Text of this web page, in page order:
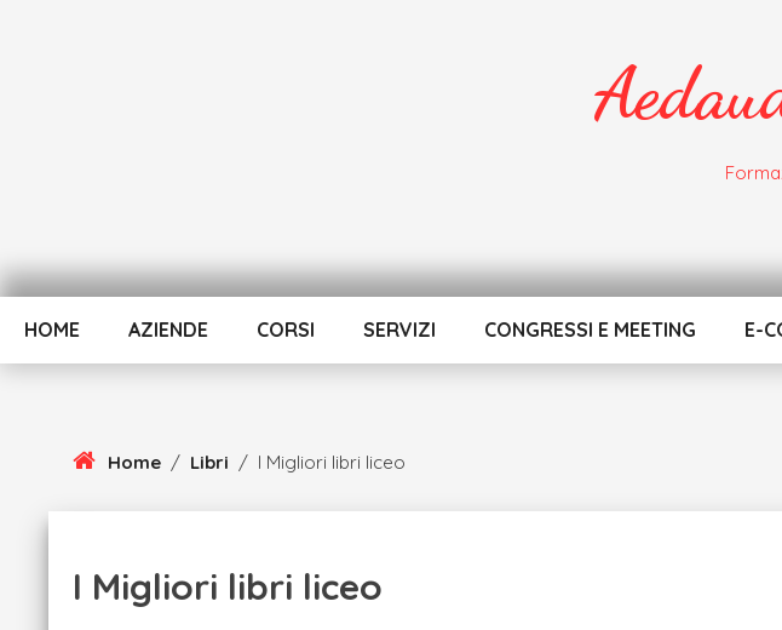
HOME AZIENDE CORSI SERVIZI CONGRESSI E MEETING E-
Home / Libri / I Migliori libri liceo
I Migliori libri liceo